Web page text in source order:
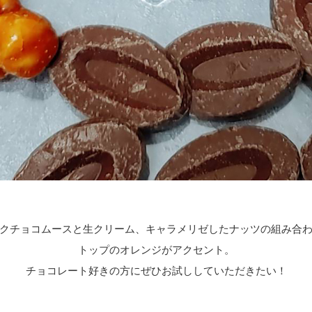
チョコムースと生クリーム、 キャラメリゼしたナッツの組み合
トップのオレンジがアクセント。
チョコレート好きの方にぜひお試ししていただきたい！